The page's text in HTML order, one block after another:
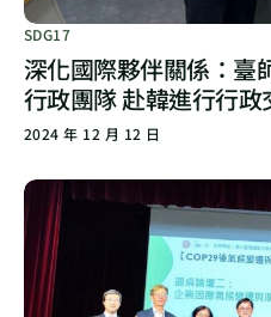
SDG17
深化國際夥伴關係：臺
行政團隊 赴韓進行行政
2024 年 12 月 12 日